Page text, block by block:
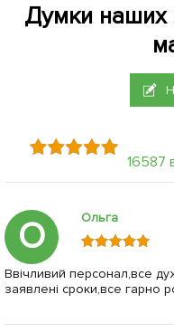
Думки наших
16587
О Ольга
Ввічливий персонал,все
заявлені сроки,все гарно